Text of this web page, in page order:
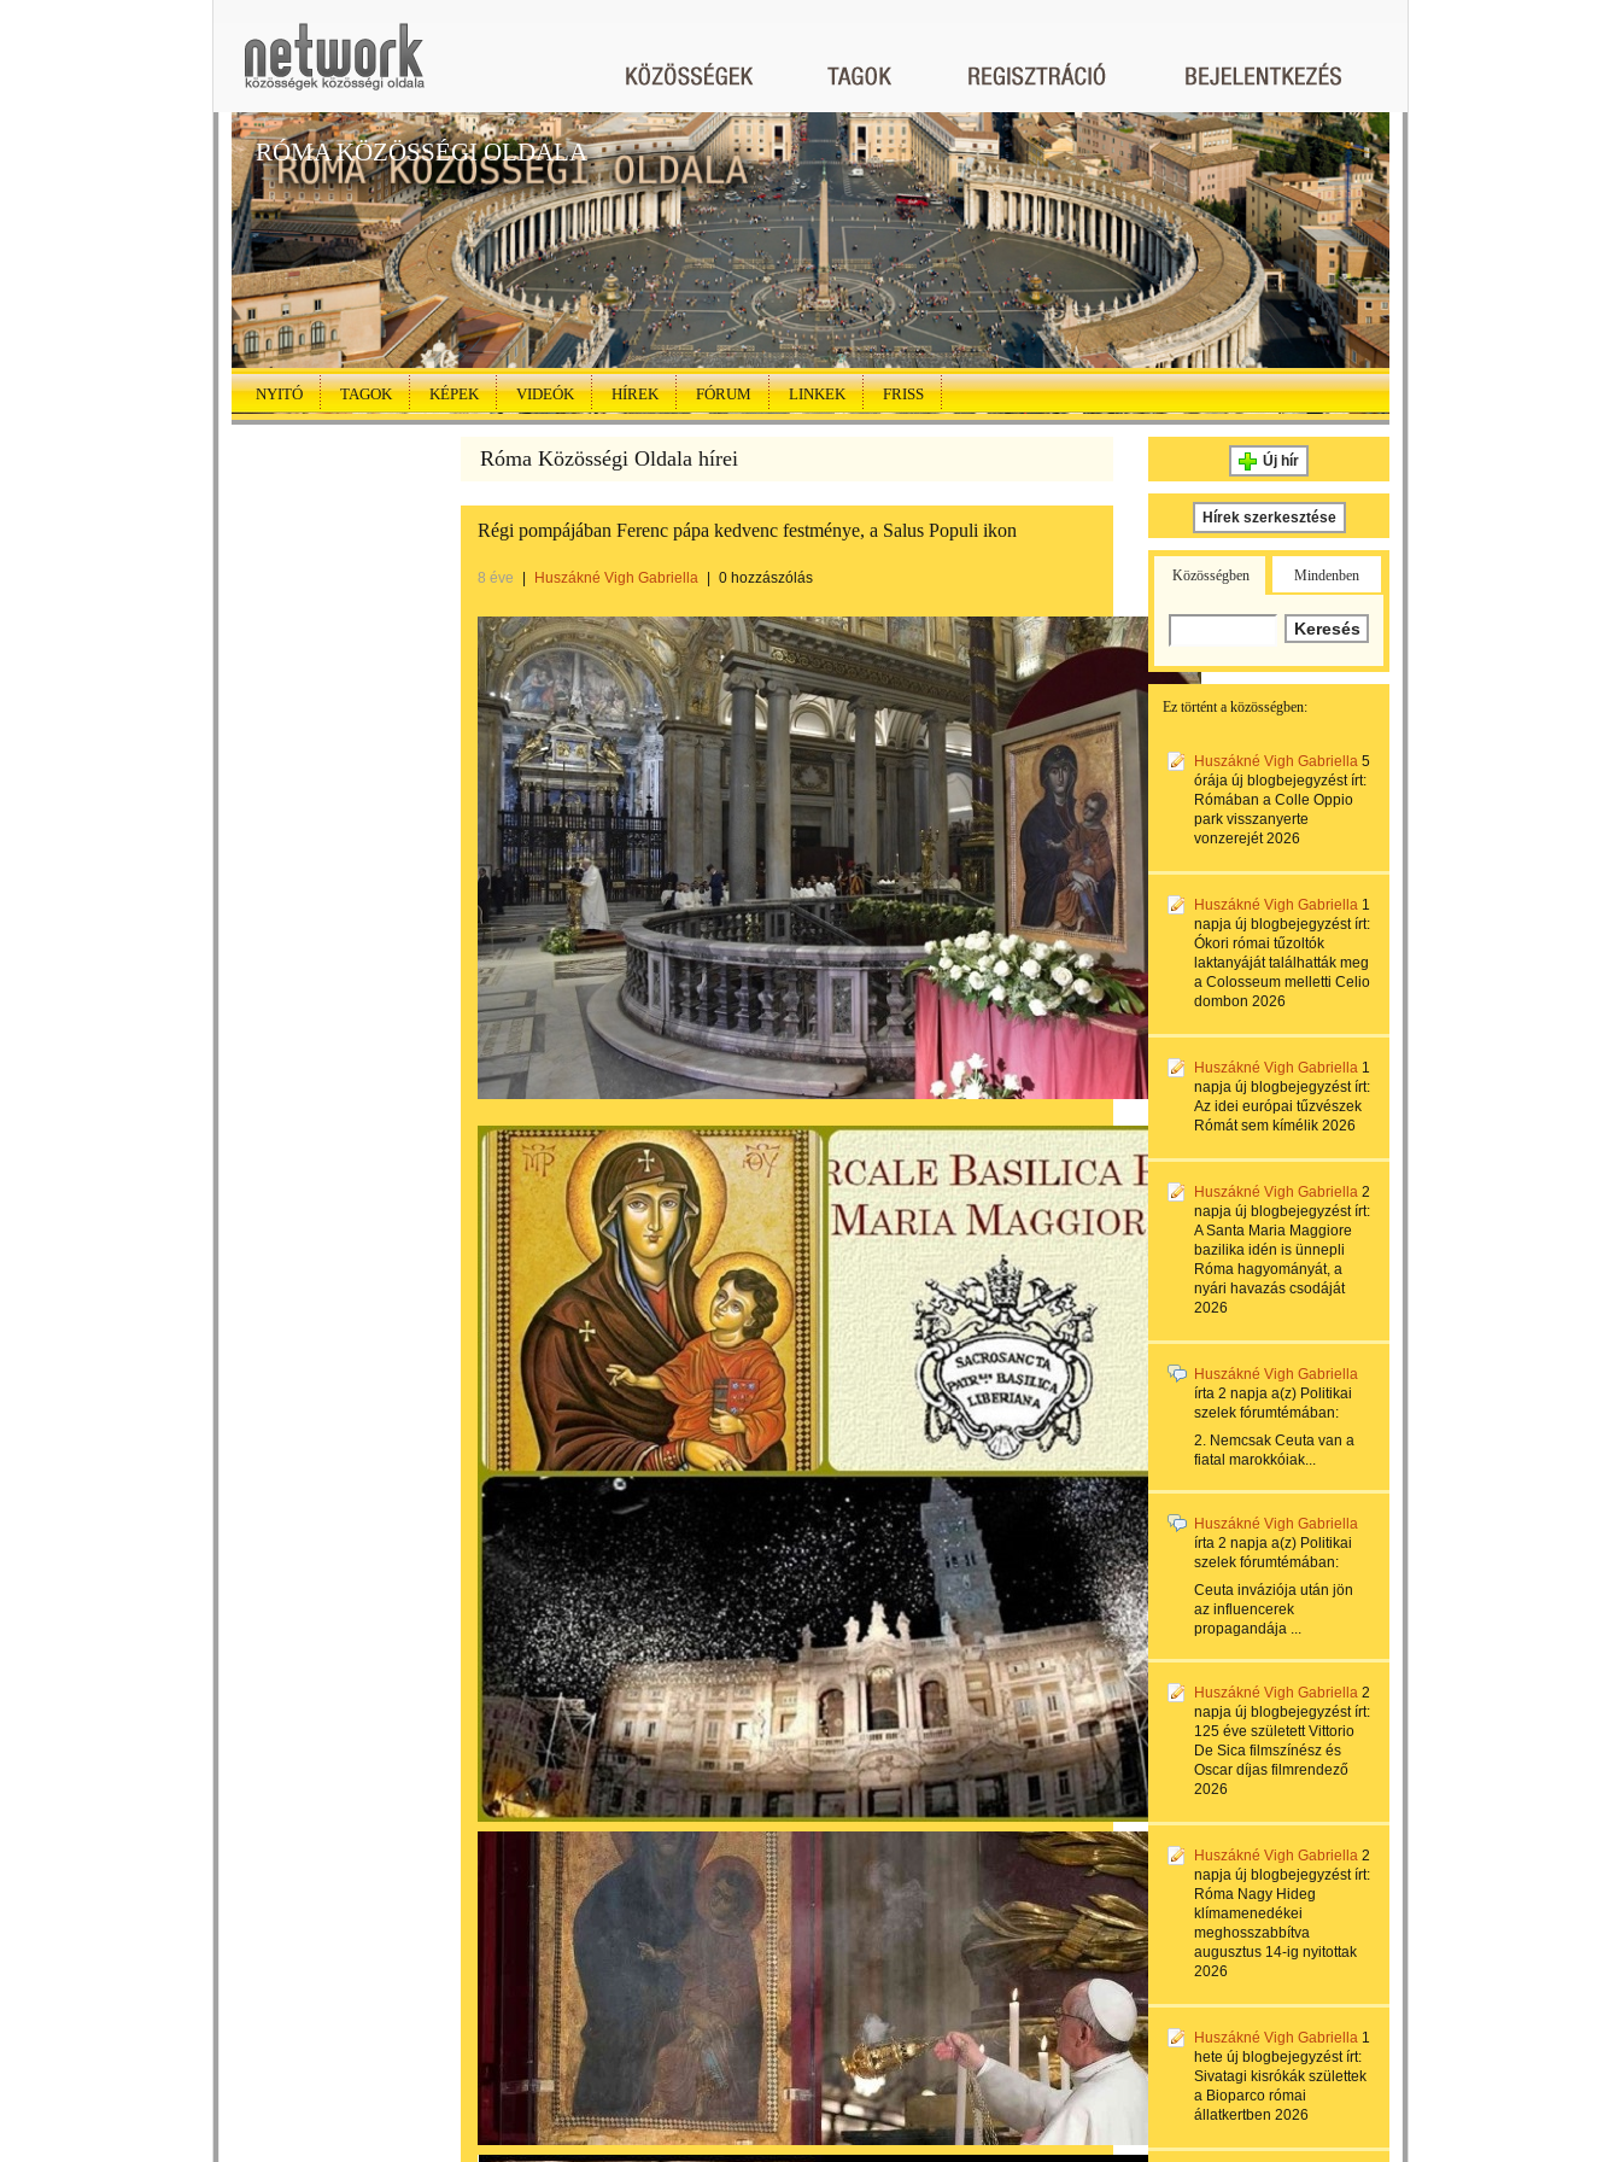
RÓMA KÖZÖSSÉGI OLDALA
NYITÓ TAGOK KÉPEK VIDEÓK HÍREK FÓRUM LINKEK FRISS
Róma Közösségi Oldala hírei
Régi pompájában Ferenc pápa kedvenc festménye, a Salus Populi ikon
8 éve Huszákné Vigh Gabriella 0 hozzászólás
Új hír
Hírek szerkesztése
Közösségben Mindenben
Ez történt a közösségben:
Huszákné Vigh Gabriella 5
órája új blogbejegyzést írt:
Rómában a Colle Oppio
park visszanyerte
vonzerejét 2026
Huszákné Vigh Gabriella 1
napja új blogbejegyzést írt:
Ókori római tűzoltók
laktanyáját találhatták meg
a Colosseum melletti Celio
dombon 2026
Huszákné Vigh Gabriella 1
napja új blogbejegyzést írt:
Az idei európai tűzvészek
Rómát sem kímélik 2026
Huszákné Vigh Gabriella 2
napja új blogbejegyzést írt:
A Santa Maria Maggiore
bazilika idén is ünnepli
Róma hagyományát, a
nyári havazás csodáját
2026
Huszákné Vigh Gabriella
írta 2 napja a(z) Politikai
szelek fórumtémában:
2. Nemcsak Ceuta van a
fiatal marokkóiak...
Huszákné Vigh Gabriella
írta 2 napja a(z) Politikai
szelek fórumtémában:
Ceuta inváziója után jön
az influencerek
propagandája ...
Huszákné Vigh Gabriella 2
napja új blogbejegyzést írt:
125 éve született Vittorio
De Sica filmszínész és
Oscar díjas filmrendező
2026
Huszákné Vigh Gabriella 2
napja új blogbejegyzést írt:
Róma Nagy Hideg
klímamenedékei
meghosszabbítva
augusztus 14-ig nyitottak
2026
Huszákné Vigh Gabriella 1
hete új blogbejegyzést írt:
Sivatagi kisrókák születtek
a Bioparco római
állatkertben 2026